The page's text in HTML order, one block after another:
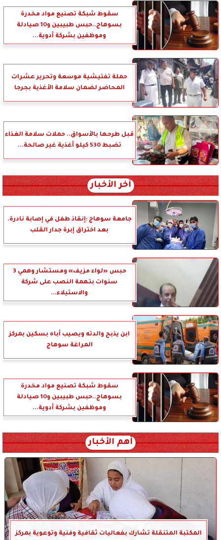
سقوط شبكة تصنيع مواد مخدرة
بسوهاج..حبس طبيبين و10 صيادلة
وموظفين بشركة أدوية...
حملة تفتيشية موسعة وتحرير عشرات
المحاضر لضمان سلامة الأغذية بجرجا
قبل طرحها بالأسواق.. حملات سلامة الغذاء
تضبط 530 كيلو أغذية غير صالحة...
آخر الأخبار
جامعة سوهاج :إنقاذ طفل في إصابة نادرة.
بعد اختراق إبرة جدار القلب
حبس «لواء مزيف» ومستشار وهمي 3
سنوات بتهمة النصب على شركة
والاستيلاء...
ابن يذبح والدته ويصيب أباه بسكين بمركز
المراغة سوهاج
سقوط شبكة تصنيع مواد مخدرة
بسوهاج..حبس طبيبين و10 صيادلة
وموظفين بشركة أدوية...
أهم الأخبار
المكتبة المتنقلة تشارك بفعاليات ثقافية وفنية وتوعوية بمركز